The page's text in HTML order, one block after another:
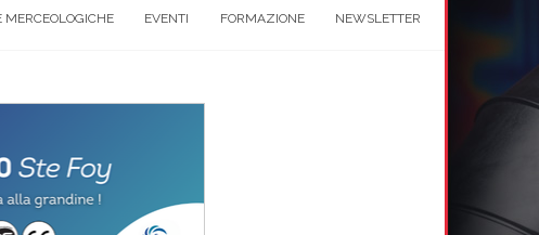
MERCEOLOGICHE EVENTI FORMAZIONE NEWSLETTER